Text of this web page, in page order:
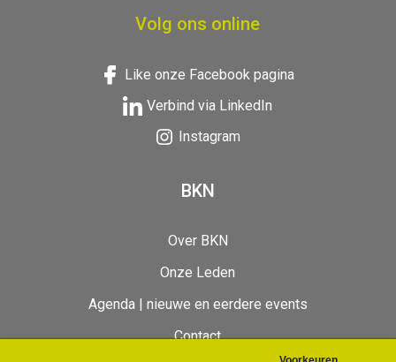
Volg ons online
Like onze Facebook pagina
Verbind via LinkedIn
Instagram
BKN
Over BKN
Onze Leden
Agenda | nieuwe en eerdere events
Contact